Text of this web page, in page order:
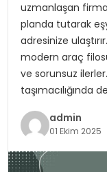
uzmanlaşan
planda tutarak
adresinize
modern araç
ve sorunsuz
taşımacılığında
admin
01 Ekim 2025